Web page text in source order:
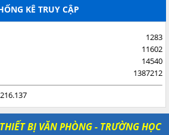
KÊ TRUY CẬP
1283
11602
14540
1387212
BỊ VĂN PHÒNG - TRƯỜNG HỌC